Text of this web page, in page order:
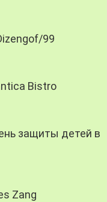
99
Bistro
защиты детей в
Zang